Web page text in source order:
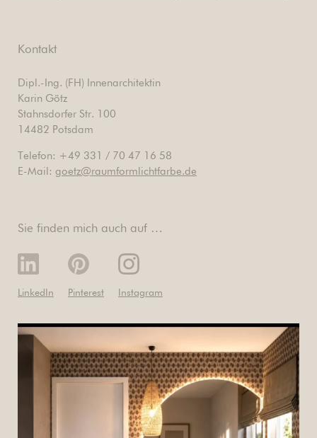
Kontakt
Dipl.-Ing. (FH) Innenarchitektin
Karin Götz
Stahnsdorfer Str. 100
14482 Potsdam
Telefon: +49 331 / 70 47 16 58
E-Mail: goetz@raumformlichtfarbe.de
Sie finden mich auch auf …
LinkedIn Pinterest Instagram